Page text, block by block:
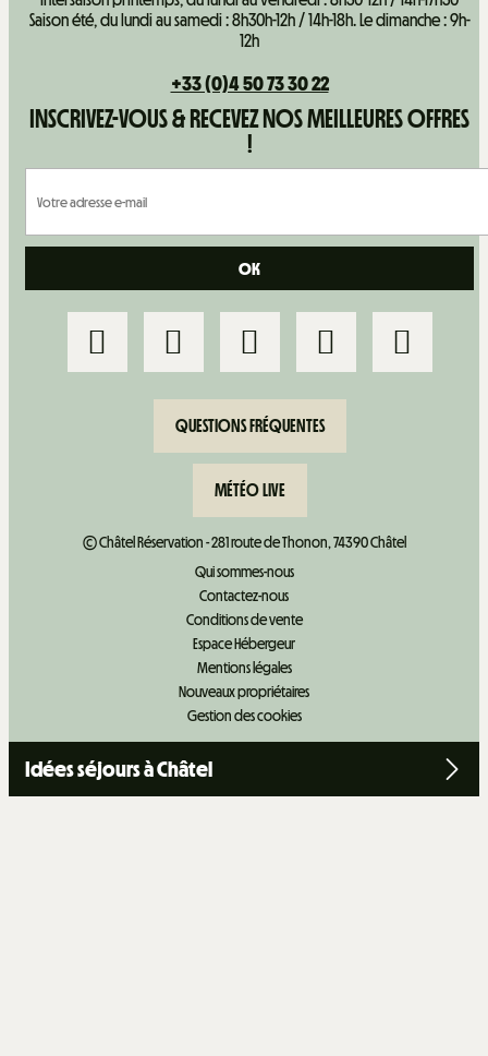
Saison été, du lundi au samedi : 8h30h-12h / 14h-18h. Le dimanche : 9h-
12h
+33 (0)4 50 73 30 22
INSCRIVEZ-VOUS & RECEVEZ NOS MEILLEURES OFFRES
!
QUESTIONS FRÉQUENTES
MÉTÉO LIVE
© Châtel Réservation - 281 route de Thonon, 74390 Châtel
Qui sommes-nous
Contactez-nous
Conditions de vente
Espace Hébergeur
Mentions légales
Nouveaux propriétaires
Gestion des cookies
Idées séjours à Châtel